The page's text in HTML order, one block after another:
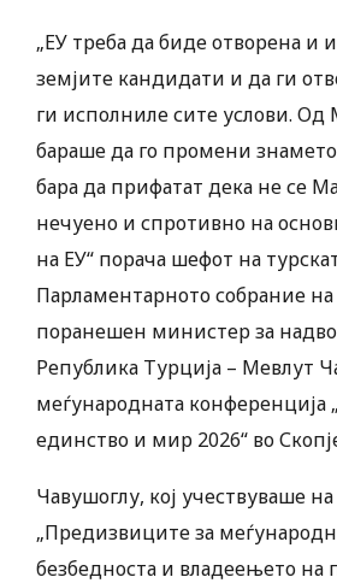
„ЕУ треба да биде отворена и
земјите кандидати и да ги
ги исполниле сите услови. Од
бараше да го промени
бара да прифатат дека не се
нечуено и спротивно на
на ЕУ“ порача шефот на
Парламентарното собрание
поранешен министер за
Република Турција – Мевлут
меѓународната конференција
единство и мир 2026“ во
Чавушоглу, кој учествуваше
„Предизвиците за
безбедноста и владеењето на